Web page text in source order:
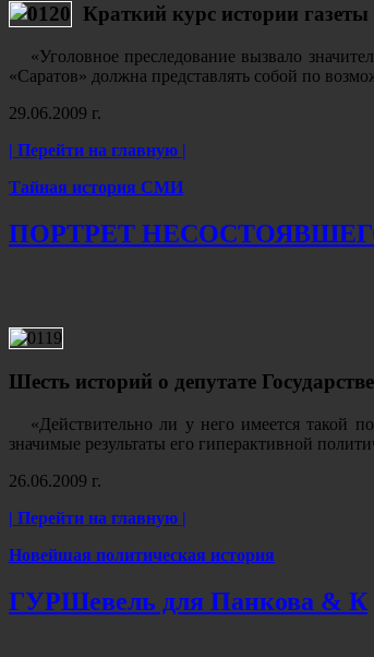
Краткий курс истории
«Уголовное преследование вызвало
«Саратов» должна представлять собой по
29.06.2009 г.
| Перейти на главную |
Тайная история СМИ
ПОРТРЕТ
Шесть историй о депутате
«Действительно ли у него имеется такой
значимые результаты его гиперактивной
26.06.2009 г.
| Перейти на главную |
Новейшая политическая история
ГУРШевель для Панкова & К